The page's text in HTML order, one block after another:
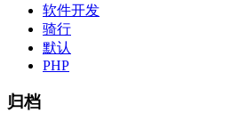
软件开发
骑行
默认
PHP
归档